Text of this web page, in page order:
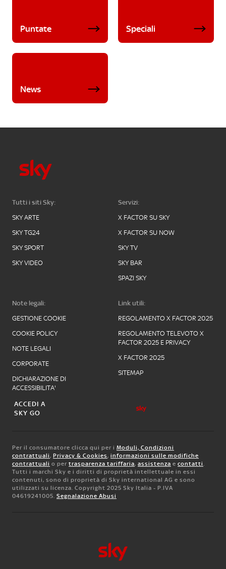
Puntate Speciali
News
Tutti i siti Sky:
SKY ARTE
SKY TG24
SKY SPORT
SKY VIDEO
Servizi:
X FACTOR SU SKY
X FACTOR SU NOW
SKY TV
SKY BAR
SPAZI SKY
Note legali:
GESTIONE COOKIE
COOKIE POLICY
NOTE LEGALI
CORPORATE
DICHIARAZIONE DI
ACCESSIBILITA'
Link utili:
REGOLAMENTO X FACTOR 2025
REGOLAMENTO TELEVOTO X
FACTOR 2025 E PRIVACY
X FACTOR 2025
SITEMAP
ACCEDI A
SKY GO
Per il consumatore clicca qui per i Moduli, Condizioni
contrattuali, Privacy & Cookies, informazioni sulle modifiche
contrattuali o per trasparenza tariffaria, assistenza e contatti.
Tutti i marchi Sky e i diritti di proprietà intellettuale in essi
contenuti, sono di proprietà di Sky international AG e sono
utilizzati su licenza. Copyright 2025 Sky Italia - P.IVA
04619241005. Segnalazione Abusi